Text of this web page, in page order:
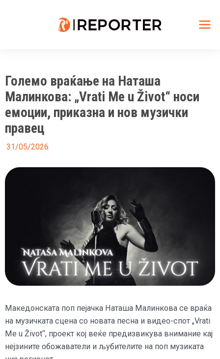
Големо враќање на Наташа
Малинкова: „Vrati Me u Život“ носи
емоции, приказна и нов музички
правец
31/05/2026
Македонската поп пејачка Наташа Малинкова се враќа
на музичката сцена со новата песна и видео-спот „Vrati
Me u Život“, проект кој веќе предизвикува внимание кај
нејзините обожаватели и љубителите на поп музиката